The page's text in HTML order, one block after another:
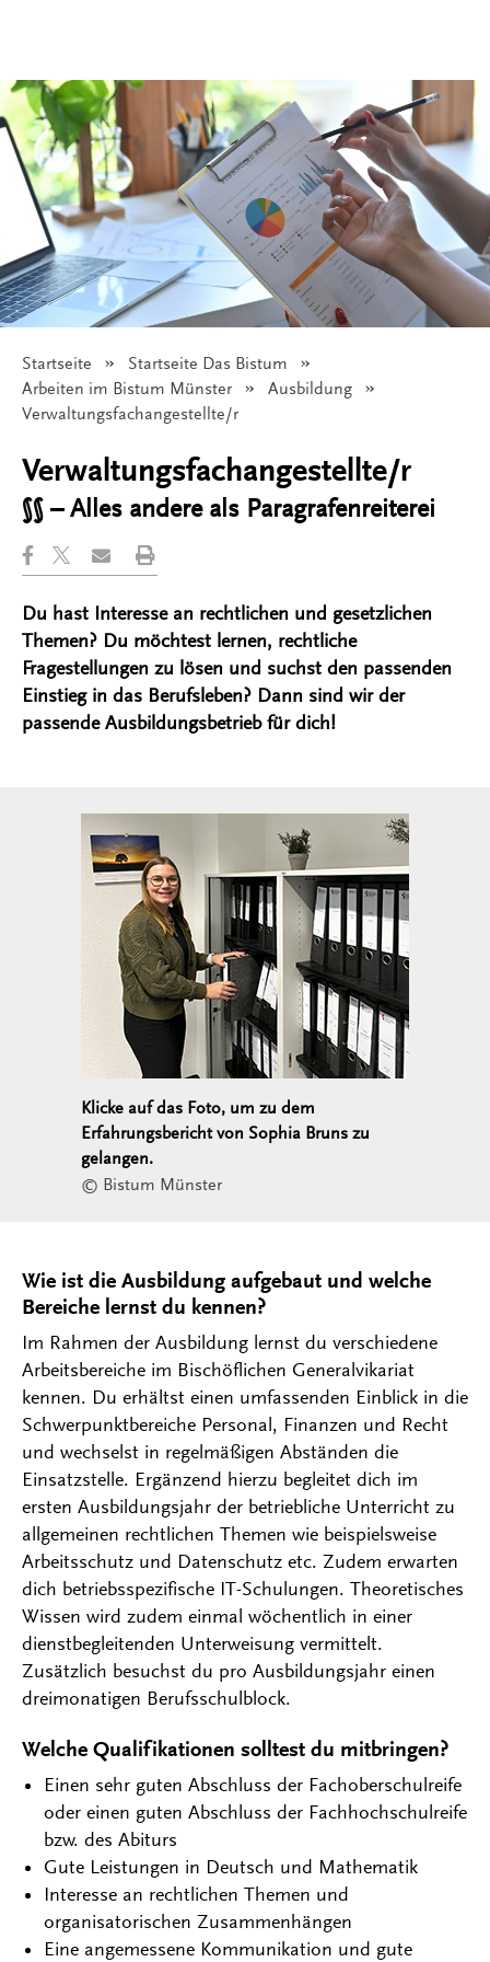
© Bistum Münster
Startseite
Startseite Das Bistum
Arbeiten im Bistum Münster
Ausbildung
Angezeigt:
Verwaltungsfachangestellte/r
Verwaltungsfachangestellte/r
§§ – Alles andere als Paragrafenreiterei
Du hast Interesse an rechtlichen und gesetzlichen
Themen? Du möchtest lernen, rechtliche
Fragestellungen zu lösen und suchst den passenden
Einstieg in das Berufsleben? Dann sind wir der
passende Ausbildungsbetrieb für dich!
Klicke auf das Foto, um zu dem
Erfahrungsbericht von Sophia Bruns zu
gelangen.
© Bistum Münster
Wie ist die Ausbildung aufgebaut und welche
Bereiche lernst du kennen?
Im Rahmen der Ausbildung lernst du verschiedene
Arbeitsbereiche im Bischöflichen Generalvikariat
kennen. Du erhältst einen umfassenden Einblick in die
Schwerpunktbereiche Personal, Finanzen und Recht
und wechselst in regelmäßigen Abständen die
Einsatzstelle. Ergänzend hierzu begleitet dich im
ersten Ausbildungsjahr der betriebliche Unterricht zu
allgemeinen rechtlichen Themen wie beispielsweise
Arbeitsschutz und Datenschutz etc. Zudem erwarten
dich betriebsspezifische IT-Schulungen. Theoretisches
Wissen wird zudem einmal wöchentlich in einer
dienstbegleitenden Unterweisung vermittelt.
Zusätzlich besuchst du pro Ausbildungsjahr einen
dreimonatigen Berufsschulblock.
Welche Qualifikationen solltest du mitbringen?
Einen sehr guten Abschluss der Fachoberschulreife
oder einen guten Abschluss der Fachhochschulreife
bzw. des Abiturs
Gute Leistungen in Deutsch und Mathematik
Interesse an rechtlichen Themen und
organisatorischen Zusammenhängen
Eine angemessene Kommunikation und gute